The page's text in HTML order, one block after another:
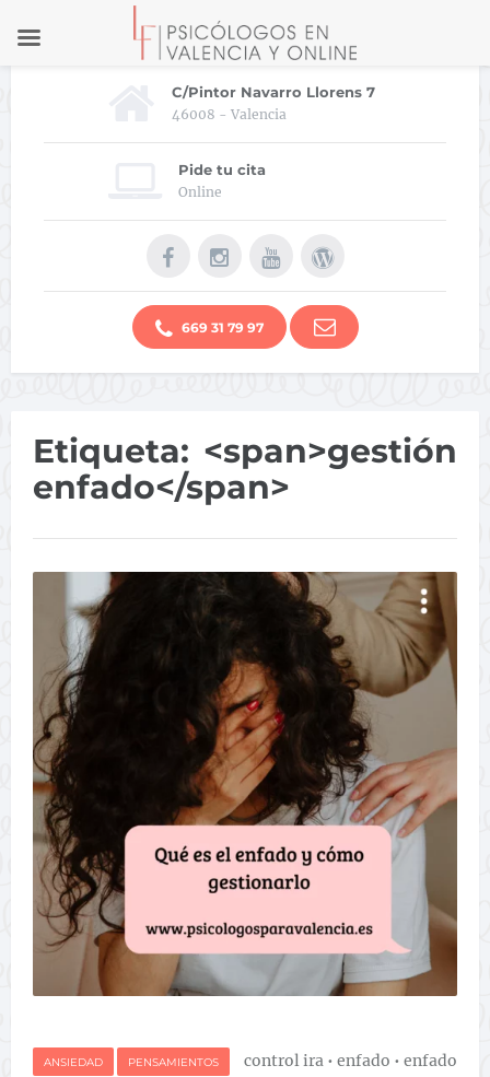
C/Pintor Navarro Llorens 7
46008 - Valencia
Pide tu cita
Online
669 31 79 97
Etiqueta: <span>gestión
enfado</span>
ANSIEDAD PENSAMIENTOS control ira • enfado • enfado